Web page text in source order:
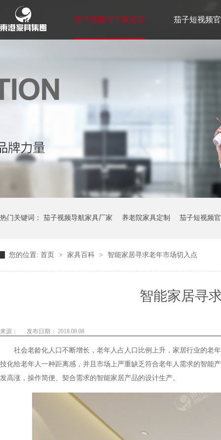
茄子视频污下载首页 茄子短视频
联系
热门关键词： 茄子视频导航家具厂家 养老院家具定制 茄子短视频
您的位置: 首页 > 家具百科 > 智能家居寻求老年市场切入点
智能家居寻
来源： 发布日期： 2018.08.08
社会老龄化人口不断增长，老年人占人口比例上升，家居行业的老
技化给老年人一种距离感，并且市场上严重缺乏符合老年人需求的智能
发高涨，操作简便、契合需求的智能家居产品的设计生产。